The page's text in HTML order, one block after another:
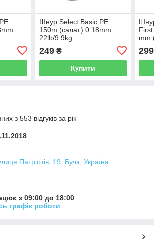
Шнур Select Basic PE
150m (салат.) 0.18mm
22lb/9.9kg
249₴
Купити
mm
299
з 553 відгуків за рік
Патріотів, 19, Буча, Україна
з 09:00 до 18:00
графік роботи